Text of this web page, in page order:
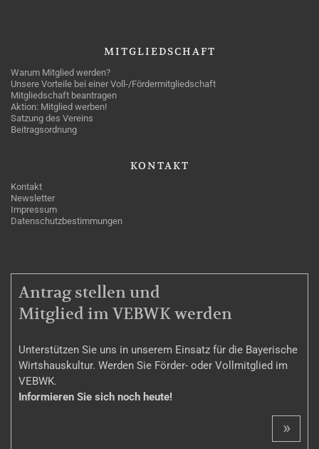
MITGLIEDSCHAFT
Warum Mitglied werden?
Unsere Vorteile bei einer Voll-/Fördermitgliedschaft
Mitgliedschaft beantragen
Aktion: Mitglied werben!
Satzung des Vereins
Beitragsordnung
KONTAKT
Kontakt
Newsletter
Impressum
Datenschutzbestimmungen
MITGLIEDSCHAFT
Antrag stellen und
Mitglied im VEBWK werden
Unterstützen Sie uns in unserem Einsatz für die Bayerische
Wirtshauskultur. Werden Sie Förder- oder Vollmitglied im
VEBWK.
Informieren Sie sich noch heute!
»